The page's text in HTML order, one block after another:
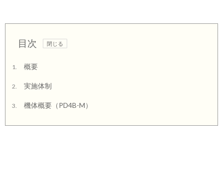
目次
1. 概要
2. 実施体制
3. 機体概要（PD4B-M）